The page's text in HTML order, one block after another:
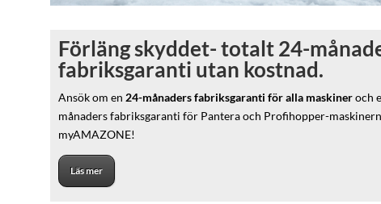
Förläng skyddet- totalt 24-
fabriksgaranti utan kostnad.
Ansök om en 24-månaders fabriksgaranti för alla maskineroch
månaders fabriksgaranti för Pantera och Profihopper-
myAMAZONE!
Läs mer